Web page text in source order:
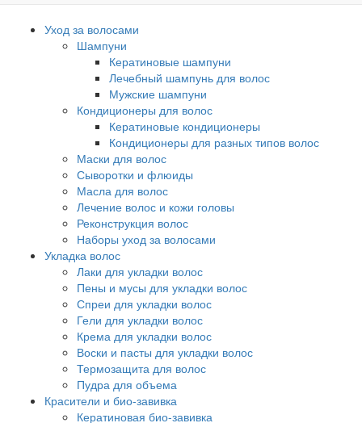
Уход за волосами
Шампуни
Кератиновые шампуни
Лечебный шампунь для волос
Мужские шампуни
Кондиционеры для волос
Кератиновые кондиционеры
Кондиционеры для разных типов волос
Маски для волос
Сыворотки и флюиды
Масла для волос
Лечение волос и кожи головы
Реконструкция волос
Наборы уход за волосами
Укладка волос
Лаки для укладки волос
Пены и мусы для укладки волос
Спреи для укладки волос
Гели для укладки волос
Крема для укладки волос
Воски и пасты для укладки волос
Термозащита для волос
Пудра для объема
Красители и био-завивка
Кератиновая био-завивка